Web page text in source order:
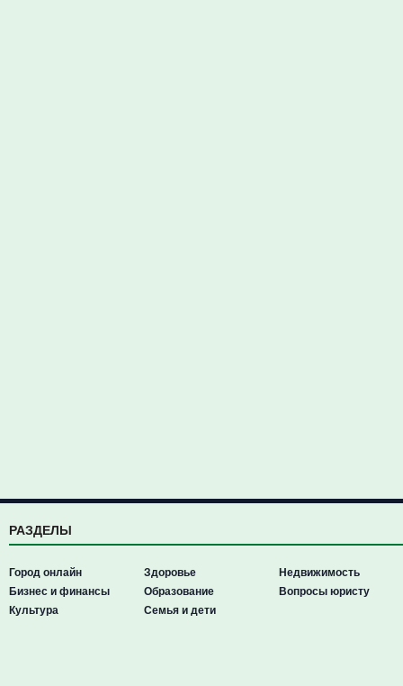
РАЗДЕЛЫ
Город онлайн
Бизнес и финансы
Культура
Здоровье
Образование
Семья и дети
Недвижимость
Вопросы юристу